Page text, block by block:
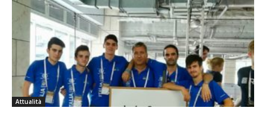
Attualità